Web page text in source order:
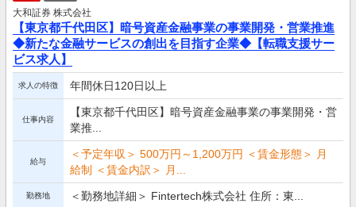
大和証券 株式会社
【東京都千代田区】暗号資産金融事業の事業開発・営業推進
◆新たな金融サービスの創出を目指す企業◆【転職支援サー
ビス求人】
求人の特徴 年間休日120日以上
仕事内容
【東京都千代田区】暗号資産金融事業の事業開発・営
業推...
給与
＜予定年収＞ 500万円～1,200万円 ＜賃金形態＞ 月
給制 ＜賃金内訳＞ 月...
勤務地 ＜勤務地詳細＞ Fintertech株式会社 住所：東...